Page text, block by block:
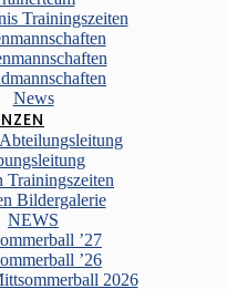
Trainingszeiten
News
Trainingszeiten
Bildergalerie
NEWS
’27
’26
2026